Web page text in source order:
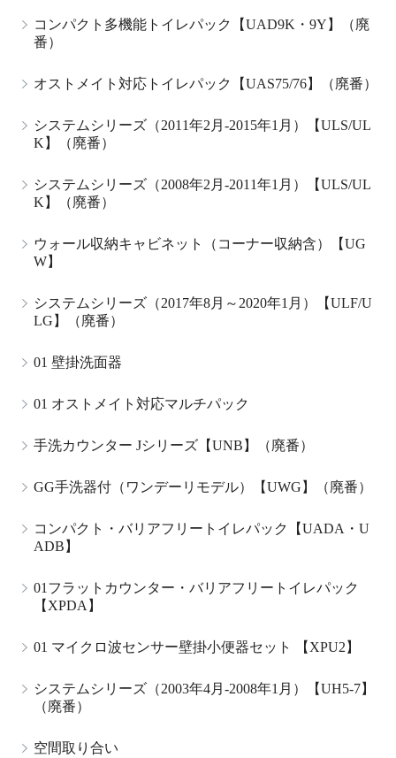
コンパクト多機能トイレパック【UAD9K・9Y】（廃
番）
オストメイト対応トイレパック【UAS75/76】（廃番）
システムシリーズ（2011年2月-2015年1月）【ULS/UL
K】（廃番）
システムシリーズ（2008年2月-2011年1月）【ULS/UL
K】（廃番）
ウォール収納キャビネット（コーナー収納含）【UG
W】
システムシリーズ（2017年8月～2020年1月）【ULF/U
LG】（廃番）
01 壁掛洗面器
01 オストメイト対応マルチパック
手洗カウンター Jシリーズ【UNB】（廃番）
GG手洗器付（ワンデーリモデル）【UWG】（廃番）
コンパクト・バリアフリートイレパック【UADA・U
ADB】
01フラットカウンター・バリアフリートイレパック
【XPDA】
01 マイクロ波センサー壁掛小便器セット 【XPU2】
システムシリーズ（2003年4月-2008年1月）【UH5-7】
（廃番）
空間取り合い